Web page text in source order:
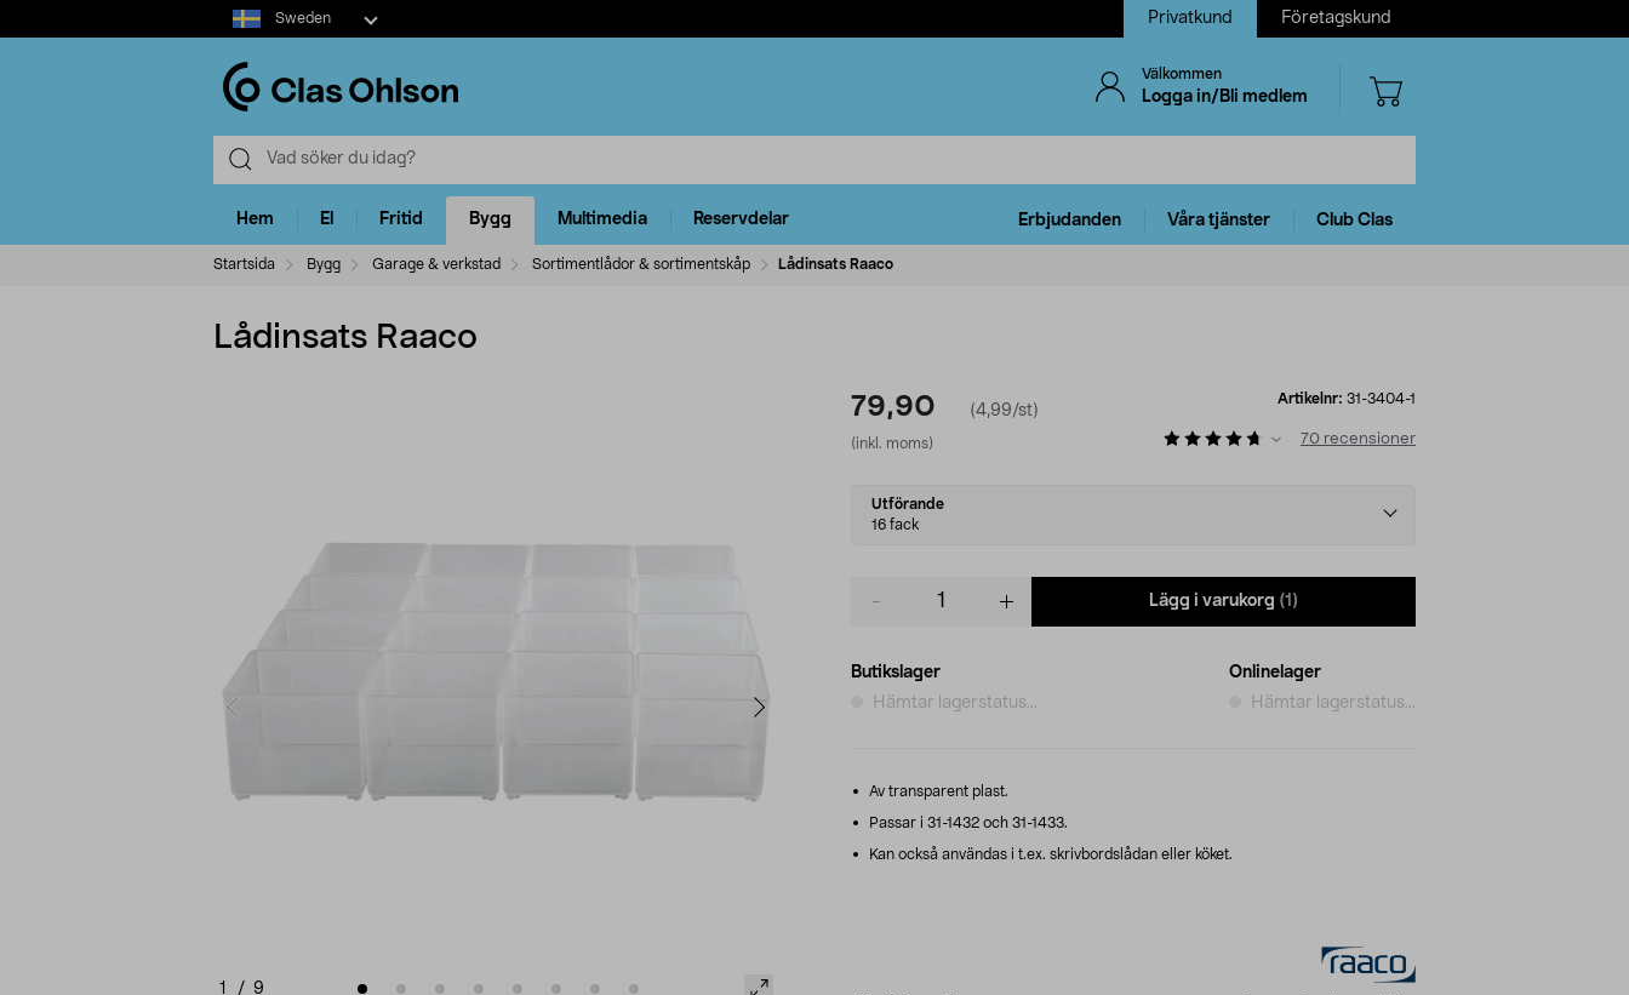
Select
market
Sweden Privatkund Företagskund
Välkommen
Logga in/Bli medlem
Hem El Fritid Bygg Multimedia Reservdelar Erbjudanden Våra tjänster Club Clas
Startsida Bygg Garage & verkstad Sortimentlådor & sortimentskåp Lådinsats Raaco
Lådinsats Raaco
1 / 9
79,90 (4,99/st)
(inkl. moms)
Artikelnr: 31-3404-1
70 recensioner
Select
variant
Utförande
16 fack
Lägg i varukorg (1)
Butikslager
Hämtar lagerstatus...
Onlinelager
Hämtar lagerstatus...
Av transparent plast.
Passar i 31-1432 och 31-1433.
Kan också användas i t.ex. skrivbordslådan eller köket.